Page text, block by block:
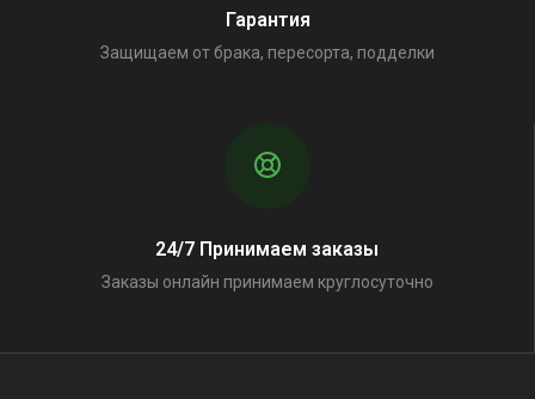
Гарантия
Защищаем от брака, пересорта, подделки
24/7 Принимаем заказы
Заказы онлайн принимаем круглосуточно